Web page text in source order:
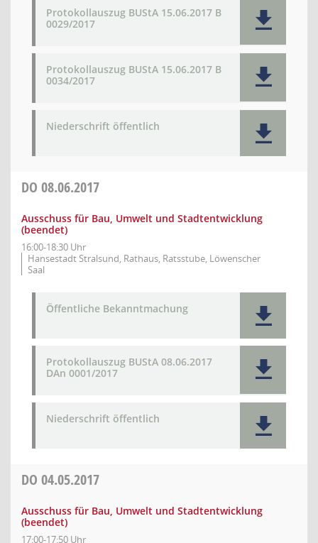
Protokollauszug BUStA 15.06.2017 B
0029/2017
Protokollauszug BUStA 15.06.2017 B
0034/2017
Niederschrift öffentlich
DO 08.06.2017
Ausschuss für Bau, Umwelt und Stadtentwicklung
(beendet)
16:00-18:30 Uhr
Hansestadt Stralsund, Rathaus, Ratsstube, Löwenscher
Saal
Öffentliche Bekanntmachung
Protokollauszug BUStA 08.06.2017
DAn 0001/2017
Niederschrift öffentlich
DO 04.05.2017
Ausschuss für Bau, Umwelt und Stadtentwicklung
(beendet)
17:00-17:50 Uhr